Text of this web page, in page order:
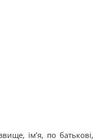
ім’я, по батькові,